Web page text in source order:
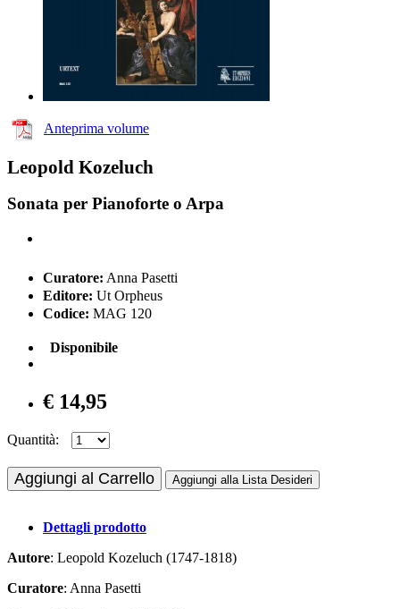
Anteprima volume
Leopold Kozeluch
Sonata per Pianoforte o Arpa
Curatore: Anna Pasetti
Editore: Ut Orpheus
Codice: MAG 120
Disponibile
€ 14,95
Quantità:
Aggiungi al Carrello Aggiungi alla Lista Desideri
Dettagli prodotto
Autore: Leopold Kozeluch (1747-1818)
Curatore: Anna Pasetti